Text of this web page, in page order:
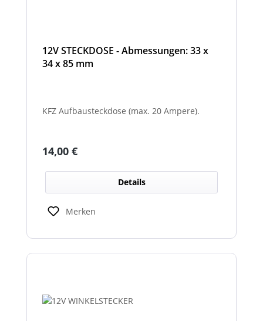
12V STECKDOSE - Abmessungen: 33 x
34 x 85 mm
KFZ Aufbausteckdose (max. 20 Ampere).
Regulärer Preis:
14,00 €
Details
Merken